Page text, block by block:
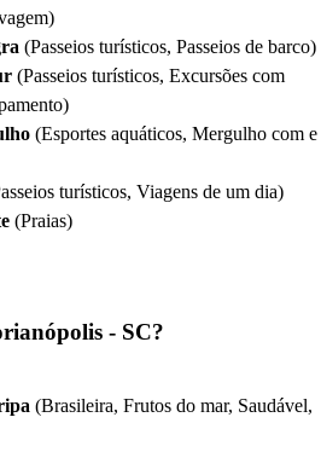
(Passeios turísticos, Passeios de barco)
(Passeios turísticos, Excursões com
(Esportes aquáticos, Mergulho com e
turísticos, Viagens de um dia)
(Praias)
- SC?
(Brasileira, Frutos do mar, Saudável,